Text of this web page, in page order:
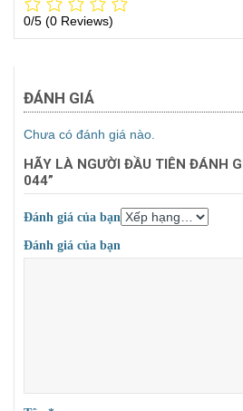
0/5 (0 Reviews)
ĐÁNH GIÁ
Chưa có đánh giá nào.
HÃY LÀ NGƯỜI ĐẦU TIÊN ĐÁNH
044”
Đánh giá của bạn
Đánh giá của bạn